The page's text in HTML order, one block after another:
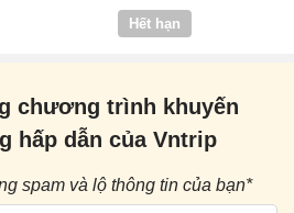
Hết hạn
chương trình khuyến
hấp dẫn của Vntrip
spam và lộ thông tin của bạn*